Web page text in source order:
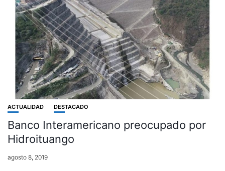
ACTUALIDAD DESTACADO
Banco Interamericano preocupado por
Hidroituango
agosto 8, 2019